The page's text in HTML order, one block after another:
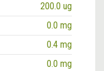
200.0 ug
0.0 mg
0.4 mg
0.0 mg